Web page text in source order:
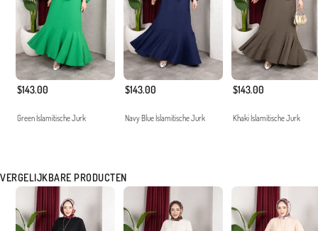
$143.00
Green İslamitische Jurk
$143.00
Navy Blue İslamitische Jurk
$143.00
Khaki İslamitische Jurk
VERGELIJKBARE PRODUCTEN